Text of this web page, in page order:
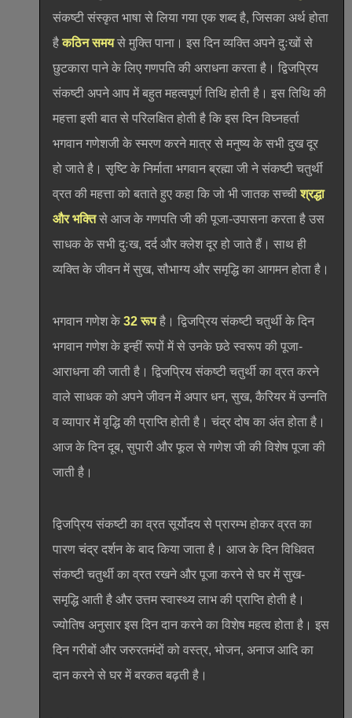
संकष्टी संस्कृत भाषा से लिया गया एक शब्द है, जिसका अर्थ होता
हैकठिन समयसे मुक्ति पाना। इस दिन व्यक्ति अपने दुःखों से
छुटकारा पाने के लिए गणपति की अराधना करता है। द्विजप्रिय
संकष्टी अपने आप में बहुत महत्वपूर्ण तिथि होती है। इस तिथि की
महत्ता इसी बात से परिलक्षित होती है कि इस दिन विघ्नहर्ता
भगवान गणेशजी के स्मरण करने मात्र से मनुष्य के सभी दुख दूर
हो जाते है। सृष्टि के निर्माता भगवान ब्रह्मा जी ने संकष्टी चतुर्थी
व्रत की महत्ता को बताते हुए कहा कि जो भी जातक सच्चीश्रद्धा
और भक्तिसे आज के गणपति जी की पूजा-उपासना करता है उस
साधक के सभी दुःख, दर्द और क्लेश दूर हो जाते हैं। साथ ही
व्यक्ति के जीवन में सुख, सौभाग्य और समृद्धि का आगमन होता है।
भगवान गणेश के32 रूपहै। द्विजप्रिय संकष्टी चतुर्थी के दिन
भगवान गणेश के इन्हीं रूपों में से उनके छठे स्वरूप की पूजा-
आराधना की जाती है। द्विजप्रिय संकष्टी चतुर्थी का व्रत करने
वाले साधक को अपने जीवन में अपार धन, सुख, कैरियर में उन्नति
व व्यापार में वृद्धि की प्राप्ति होती है। चंद्र दोष का अंत होता है।
आज के दिन दूब, सुपारी और फूल से गणेश जी की विशेष पूजा की
जाती है।
द्विजप्रिय संकष्टी का व्रत सूर्योदय से प्रारम्भ होकर व्रत का
पारण चंद्र दर्शन के बाद किया जाता है। आज के दिन विधिवत
संकष्टी चतुर्थी का व्रत रखने और पूजा करने से घर में सुख-
समृद्धि आती है और उत्तम स्वास्थ्य लाभ की प्राप्ति होती है।
ज्योतिष अनुसार इस दिन दान करने का विशेष महत्व होता है। इस
दिन गरीबों और जरुरतमंदों को वस्त्र, भोजन, अनाज आदि का
दान करने से घर में बरकत बढ़ती है।